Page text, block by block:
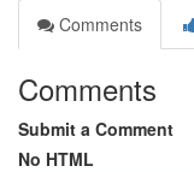
Comments
Comments
Submit a Comment
No HTML